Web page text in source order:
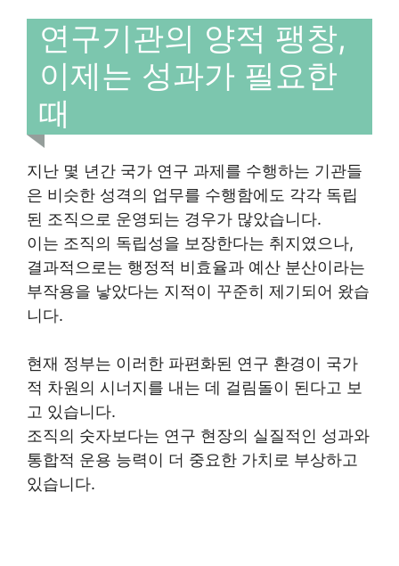
연구기관의 양적 팽창,
이제는 성과가 필요한
때
지난 몇 년간 국가 연구 과제를 수행하는 기관들
은 비슷한 성격의 업무를 수행함에도 각각 독립
된 조직으로 운영되는 경우가 많았습니다.
이는 조직의 독립성을 보장한다는 취지였으나,
결과적으로는 행정적 비효율과 예산 분산이라는
부작용을 낳았다는 지적이 꾸준히 제기되어 왔습
니다.
현재 정부는 이러한 파편화된 연구 환경이 국가
적 차원의 시너지를 내는 데 걸림돌이 된다고 보
고 있습니다.
조직의 숫자보다는 연구 현장의 실질적인 성과와
통합적 운용 능력이 더 중요한 가치로 부상하고
있습니다.